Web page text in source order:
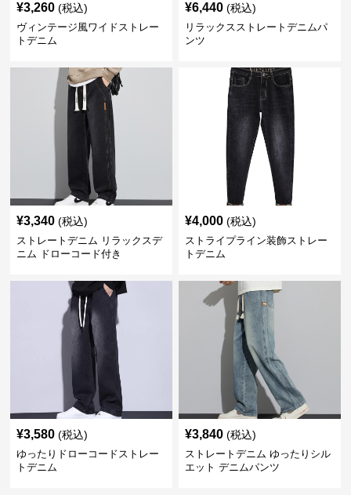
¥3,260 (税込)
ヴィンテージ風ワイドストレー
トデニム
¥6,440 (税込)
リラックスストレートデニムパ
ンツ
¥3,340 (税込)
ストレートデニム リラックスデ
ニム ドローコード付き
¥4,000 (税込)
ストライプライン装飾ストレー
トデニム
¥3,580 (税込)
ゆったりドローコードストレー
トデニム
¥3,840 (税込)
ストレートデニム ゆったりシル
エット デニムパンツ